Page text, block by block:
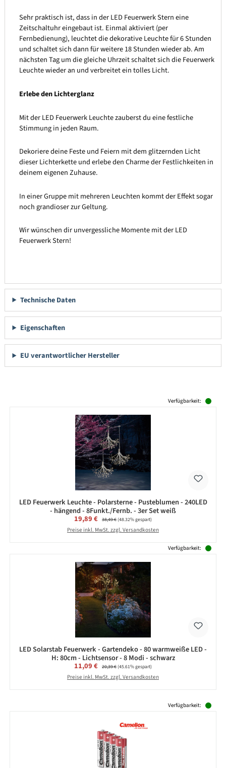
Sehr praktisch ist, dass in der LED Feuerwerk Stern eine
Zeitschaltuhr eingebaut ist. Einmal aktiviert (per
Fernbedienung), leuchtet die dekorative Leuchte für 6 Stunden
und schaltet sich dann für weitere 18 Stunden wieder ab. Am
nächsten Tag um die gleiche Uhrzeit schaltet sich die Feuerwerk
Leuchte wieder an und verbreitet ein tolles Licht.
Erlebe den Lichterglanz
Mit der LED Feuerwerk Leuchte zauberst du eine festliche
Stimmung in jeden Raum.
Dekoriere deine Feste und Feiern mit dem glitzernden Licht
dieser Lichterkette und erlebe den Charme der Festlichkeiten in
deinem eigenen Zuhause.
In einer Gruppe mit mehreren Leuchten kommt der Effekt sogar
noch grandioser zur Geltung.
Wir wünschen dir unvergessliche Momente mit der LED
Feuerwerk Stern!
Technische Daten
Eigenschaften
EU verantwortlicher Hersteller
Verfügbarkeit:
LED Feuerwerk Leuchte - Polarsterne - Pusteblumen - 240LED
- hängend - 8Funkt./Fernb. - 3er Set weiß
Verkaufspreis:
19,89 € Regulärer Preis:
38,49 €(48.32% gespart)
Preise inkl. MwSt. zzgl. Versandkosten
Verfügbarkeit:
LED Solarstab Feuerwerk - Gartendeko - 80 warmweiße LED -
H: 80cm - Lichtsensor - 8 Modi - schwarz
Verkaufspreis:
11,09 € Regulärer Preis:
20,39 €(45.61% gespart)
Preise inkl. MwSt. zzgl. Versandkosten
Verfügbarkeit: